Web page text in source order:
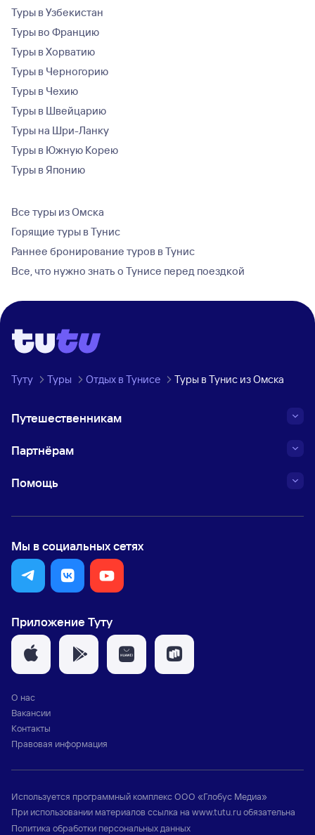
Туры в Узбекистан
Туры во Францию
Туры в Хорватию
Туры в Черногорию
Туры в Чехию
Туры в Швейцарию
Туры на Шри-Ланку
Туры в Южную Корею
Туры в Японию
Все туры из Омска
Горящие туры в Тунис
Раннее бронирование туров в Тунис
Все, что нужно знать о Тунисе перед поездкой
Туту Туры Отдых в Тунисе Туры в Тунис из Омска
Путешественникам
Партнёрам
Помощь
Мы в социальных сетях
Приложение Туту
О нас
Вакансии
Контакты
Правовая информация
Используется программный комплексООО «Глобус Медиа»
При использовании материалов ссылка на www.tutu.ruобязательна
Политика обработки персональных данных